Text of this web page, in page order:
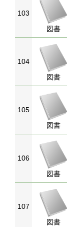
103
図書
104
図書
105
図書
106
図書
107
図書